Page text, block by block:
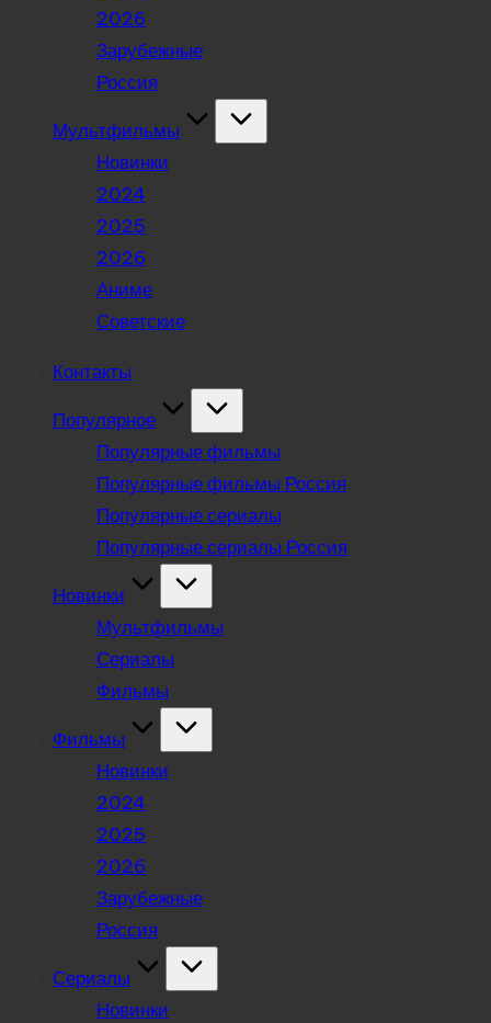
2026
Зарубежные
Россия
Мультфильмы
Новинки
2024
2025
2026
Аниме
Советские
Контакты
Популярное
Популярные фильмы
Популярные фильмы Россия
Популярные сериалы
Популярные сериалы Россия
Новинки
Мультфильмы
Сериалы
Фильмы
Фильмы
Новинки
2024
2025
2026
Зарубежные
Россия
Сериалы
Новинки